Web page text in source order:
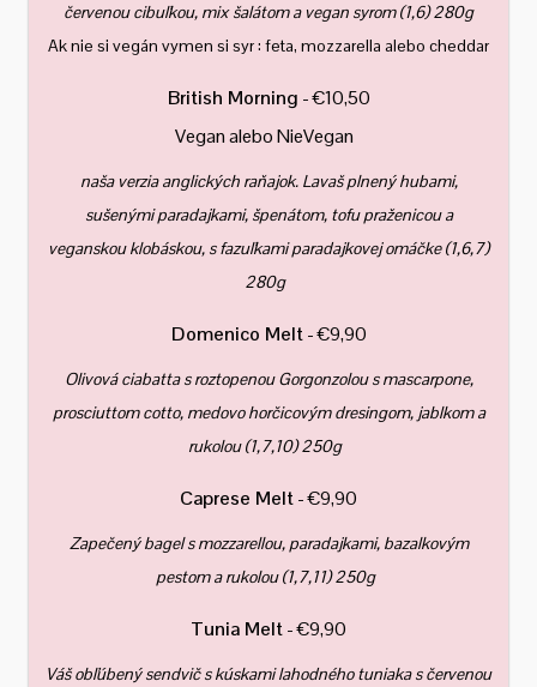
červenou cibuľkou, mix šalátom a vegan syrom (1,6) 280g
Ak nie si vegán vymen si syr : feta, mozzarella alebo cheddar
British Morning - €10,50
Vegan alebo NieVegan
naša verzia anglických raňajok. Lavaš plnený hubami,
sušenými paradajkami, špenátom, tofu praženicou a
veganskou klobáskou, s fazuľkami paradajkovej omáčke (1,6,7)
280g
Domenico Melt- €9,90
Olivová ciabatta s roztopenou Gorgonzolou s mascarpone,
prosciuttom cotto, medovo horčicovým dresingom, jablkom a
rukolou (1,7,10) 250g
Caprese Melt- €9,90
Zapečený bagel s mozzarellou, paradajkami, bazalkovým
pestom a rukolou (1,7,11) 250g
Tunia Melt- €9,90
Váš obľúbený sendvič s kúskami lahodného tuniaka s červenou